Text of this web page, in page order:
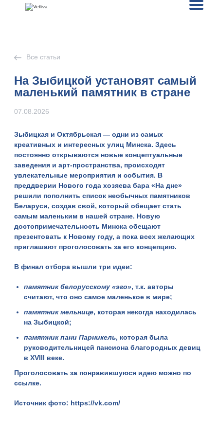
Все статьи
На Зыбицкой установят самый
маленький памятник в стране
07.08.2026
Зыбицкая и Октябрьская — одни из самых
креативных и интересных улиц Минска. Здесь
постоянно открываются новые концептуальные
заведения и арт-пространства, происходят
увлекательные мероприятия и события. В
преддверии Нового года хозяева бара «На дне»
решили пополнить список необычных памятников
Беларуси, создав свой, который обещает стать
самым маленьким в нашей стране. Новую
достопримечательность Минска обещают
презентовать к Новому году, а пока всех желающих
приглашают проголосовать за его концепцию.
В финал отбора вышли три идеи:
памятник белорусскому «эго», т.к. авторы
считают, что оно самое маленькое в мире;
памятник мельнице, которая некогда находилась
на Зыбицкой;
памятник пани Парникель, которая была
руководительницей пансиона благородных девиц
в XVIII веке.
Проголосовать за понравившуюся идею можно по
ссылке.
Источник фото: https://vk.com/